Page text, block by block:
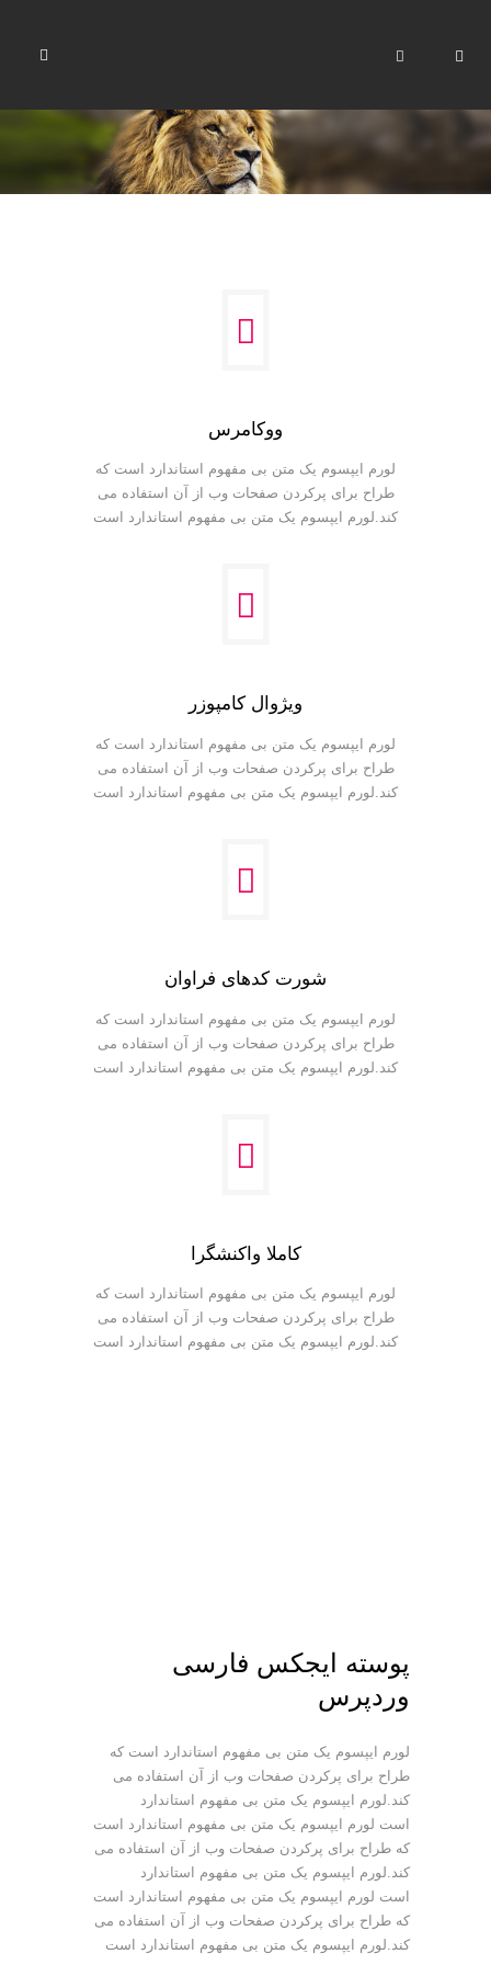
ووکامرس
لورم ایپسوم یک متن بی مفهوم استاندارد است که
طراح برای پرکردن صفحات وب از آن استفاده می
کند.لورم ایپسوم یک متن بی مفهوم استاندارد است
ویژوال کامپوزر
لورم ایپسوم یک متن بی مفهوم استاندارد است که
طراح برای پرکردن صفحات وب از آن استفاده می
کند.لورم ایپسوم یک متن بی مفهوم استاندارد است
شورت کدهای فراوان
لورم ایپسوم یک متن بی مفهوم استاندارد است که
طراح برای پرکردن صفحات وب از آن استفاده می
کند.لورم ایپسوم یک متن بی مفهوم استاندارد است
کاملا واکنشگرا
لورم ایپسوم یک متن بی مفهوم استاندارد است که
طراح برای پرکردن صفحات وب از آن استفاده می
کند.لورم ایپسوم یک متن بی مفهوم استاندارد است
پوسته ایجکس فارسی
وردپرس
لورم ایپسوم یک متن بی مفهوم استاندارد است که
طراح برای پرکردن صفحات وب از آن استفاده می
کند.لورم ایپسوم یک متن بی مفهوم استاندارد
است لورم ایپسوم یک متن بی مفهوم استاندارد است
که طراح برای پرکردن صفحات وب از آن استفاده می
کند.لورم ایپسوم یک متن بی مفهوم استاندارد
است لورم ایپسوم یک متن بی مفهوم استاندارد است
که طراح برای پرکردن صفحات وب از آن استفاده می
کند.لورم ایپسوم یک متن بی مفهوم استاندارد است